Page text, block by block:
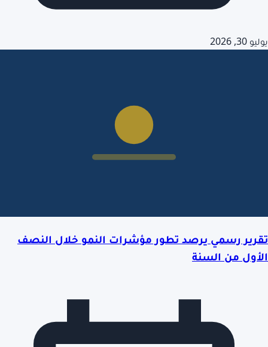
يوليو 30, 2026
تقرير رسمي يرصد تطور مؤشرات النمو خلال النصف
الأول من السنة